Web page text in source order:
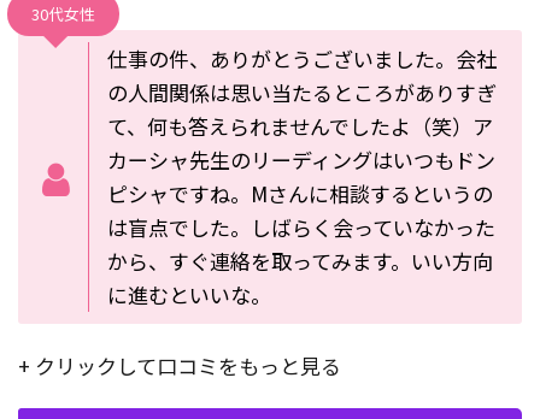
30代女性
仕事の件、ありがとうございました。会社
の人間関係は思い当たるところがありすぎ
て、何も答えられませんでしたよ（笑）ア
カーシャ先生のリーディングはいつもドン
ピシャですね。Mさんに相談するというの
は盲点でした。しばらく会っていなかった
から、すぐ連絡を取ってみます。いい方向
に進むといいな。
+ クリックして口コミをもっと見る